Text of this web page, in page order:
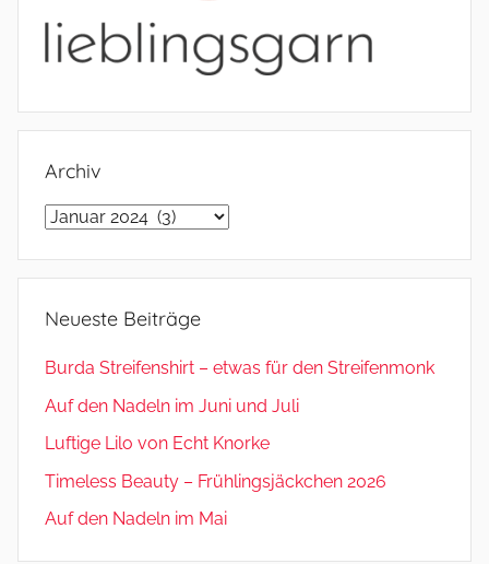
Archiv
Archiv
Neueste Beiträge
Burda Streifenshirt – etwas für den Streifenmonk
Auf den Nadeln im Juni und Juli
Luftige Lilo von Echt Knorke
Timeless Beauty – Frühlingsjäckchen 2026
Auf den Nadeln im Mai